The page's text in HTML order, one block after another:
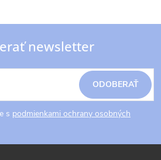
newsletter
s podmienkami ochrany osobných
ODOBERAŤ